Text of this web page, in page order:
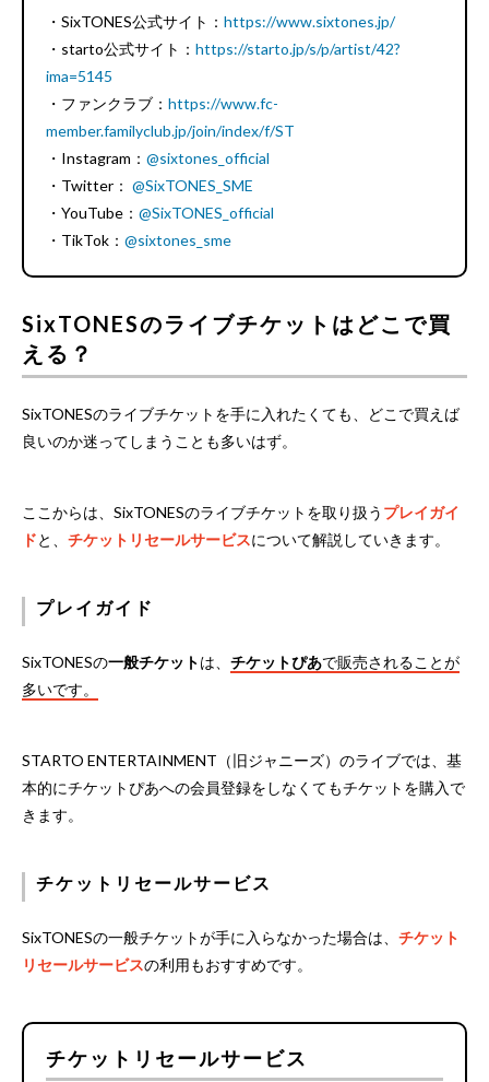
・SixTONES公式サイト： https://www.sixtones.jp/
・starto公式サイト： https://starto.jp/s/p/artist/42?
ima=5145
・ファンクラブ： https://www.fc-
member.familyclub.jp/join/index/f/ST
・Instagram： @sixtones_official
・Twitter： @SixTONES_SME
・YouTube： @SixTONES_official
・TikTok： @sixtones_sme
SixTONESのライブチケットはどこで買
える？
SixTONESのライブチケットを手に入れたくても、どこで買えば
良いのか迷ってしまうことも多いはず。
ここからは、SixTONESのライブチケットを取り扱う プレイガイ
ドと、 チケットリセールサービスについて解説していきます。
プレイガイド
SixTONESの一般チケットは、 チケットぴあで販売されることが
多いです。
STARTO ENTERTAINMENT（旧ジャニーズ）のライブでは、基
本的にチケットぴあへの会員登録をしなくてもチケットを購入で
きます。
チケットリセールサービス
SixTONESの一般チケットが手に入らなかった場合は、 チケット
リセールサービスの利用もおすすめです。
チケットリセールサービス